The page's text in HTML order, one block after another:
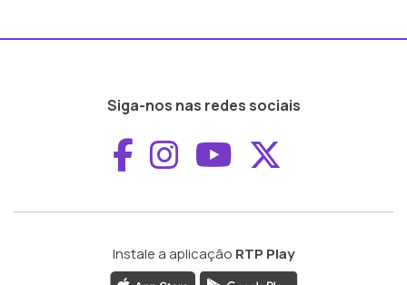
Siga-nos nas redes sociais
Aceder ao
Aceder ao
Aceder ao
Instale a aplicação RTP Play